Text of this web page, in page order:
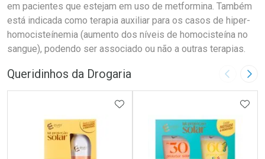
em pacientes que estejam em uso de metformina. Também
está indicada como terapia auxiliar para os casos de hiper-
homocisteínemia (aumento dos níveis de homocisteína no
sangue), podendo ser associado ou não a outras terapias.
Queridinhos da Drogaria Imagem
ADICIONAR AOS FAVORITOS